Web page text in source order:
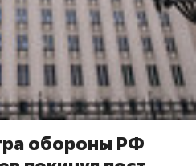
обороны РФ